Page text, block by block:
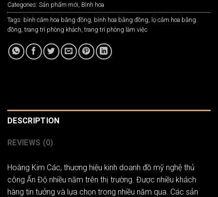
Categories: Sản phẩm mới Bình hoa
Tags: bình cắm hoa bằng đồng bình hoa bằng đồng
lọ cắm hoa bằng
đồng trang trí phòng khách trang trí phòng làm việc
DESCRIPTION
REVIEWS (0)
Hoàng Kim Các, thương hiệu kinh doanh đồ mỹ nghệ thủ
công Ấn Độ nhiều năm trên thị trường. Được nhiều khách
hàng tin tưởng và lựa chọn trong nhiều năm qua. Các sản